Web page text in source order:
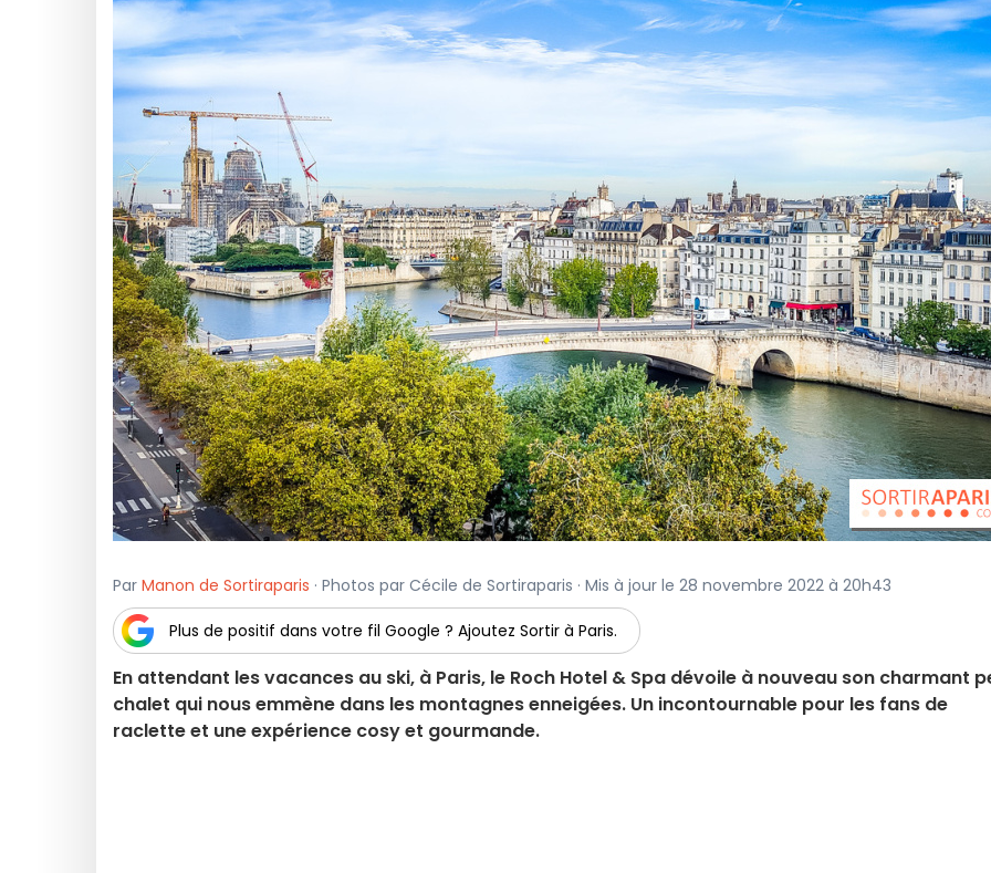
Par Manon de Sortiraparis · Photos par Cécile de Sortiraparis · Mis à jour le 28 novembre 2022 à 20h43
Plus de positif dans votre fil Google ? Ajoutez Sortir à Paris.
En attendant les vacances au ski, à Paris, le Roch Hotel & Spa dévoile à nouveau son charmant
chalet qui nous emmène dans les montagnes enneigées. Un incontournable pour les fans de
raclette et une expérience cosy et gourmande.